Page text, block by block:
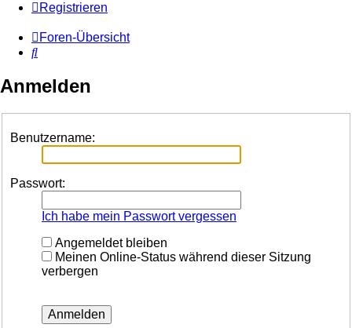
Registrieren
Foren-Übersicht
Suche
Anmelden
Benutzername:
Passwort:
Ich habe mein Passwort vergessen
Angemeldet bleiben
Meinen Online-Status während dieser Sitzung
verbergen